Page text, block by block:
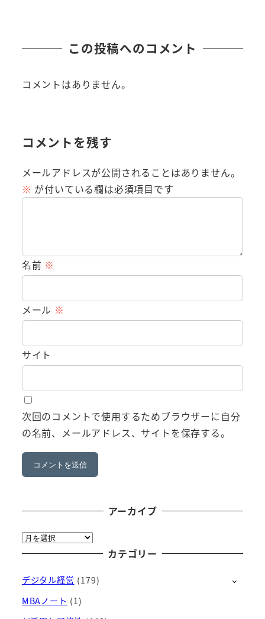
この投稿へのコメント
コメントはありません。
コメントを残す
メールアドレスが公開されることはありません。
※ が付いている欄は必須項目です
名前 ※
メール ※
サイト
次回のコメントで使用するためブラウザーに自分
の名前、メールアドレス、サイトを保存する。
アーカイブ
ア
ー
イ
ブ
カテゴリー
デジタル経営 (179)
MBAノート (1)